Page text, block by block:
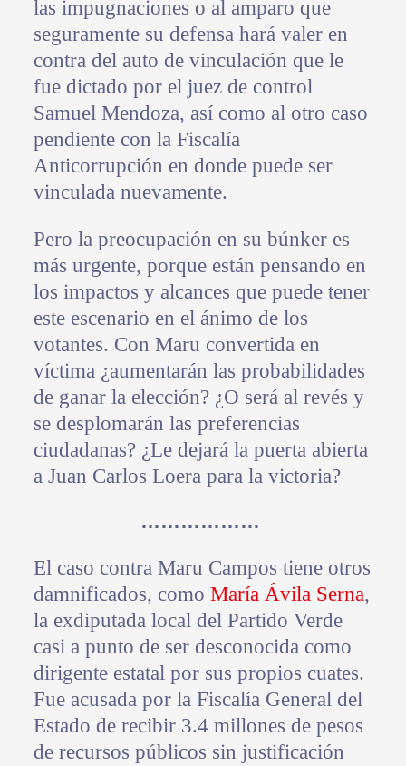
las impugnaciones o al amparo que
seguramente su defensa hará valer en
contra del auto de vinculación que le
fue dictado por el juez de control
Samuel Mendoza, así como al otro caso
pendiente con la Fiscalía
Anticorrupción en donde puede ser
vinculada nuevamente.
Pero la preocupación en su búnker es
más urgente, porque están pensando en
los impactos y alcances que puede tener
este escenario en el ánimo de los
votantes. Con Maru convertida en
víctima ¿aumentarán las probabilidades
de ganar la elección? ¿O será al revés y
se desplomarán las preferencias
ciudadanas? ¿Le dejará la puerta abierta
a Juan Carlos Loera para la victoria?
………………
El caso contra Maru Campos tiene otros
damnificados, como María Ávila Serna,
la exdiputada local del Partido Verde
casi a punto de ser desconocida como
dirigente estatal por sus propios cuates.
Fue acusada por la Fiscalía General del
Estado de recibir 3.4 millones de pesos
de recursos públicos sin justificación